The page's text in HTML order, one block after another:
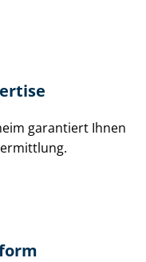
garantiert Ihnen